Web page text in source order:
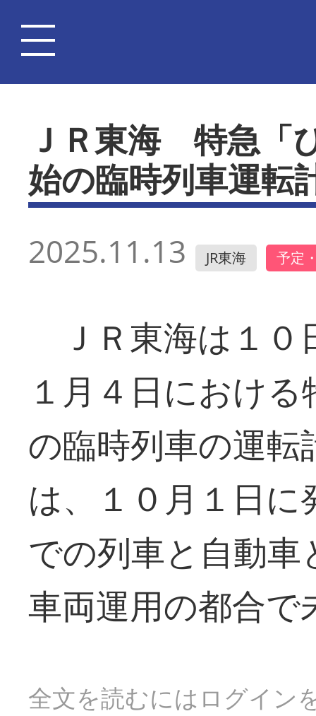
ＪＲ東海 特急「
始の臨時列車運転
2025.11.13 JR東海 予定
ＪＲ東海は１０
１月４日におけ
の臨時列車の運
は、１０月１日
での列車と自動
車両運用の都合
全文を読むにはログイン